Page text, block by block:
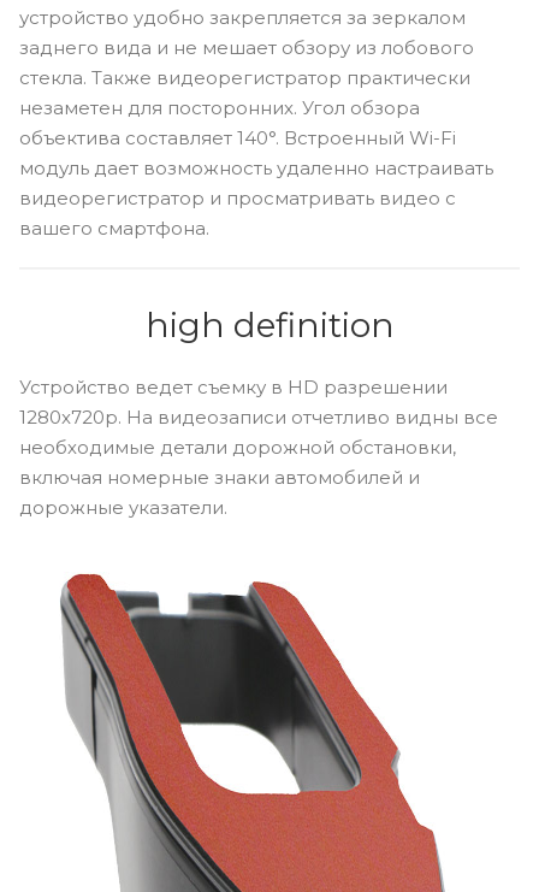
устройство удобно закрепляется за зеркалом
заднего вида и не мешает обзору из лобового
стекла. Также видеорегистратор практически
незаметен для посторонних. Угол обзора
объектива составляет 140°. Встроенный Wi-Fi
модуль дает возможность удаленно настраивать
видеорегистратор и просматривать видео с
вашего смартфона.
high definition
Устройство ведет съемку в HD разрешении
1280x720p. На видеозаписи отчетливо видны все
необходимые детали дорожной обстановки,
включая номерные знаки автомобилей и
дорожные указатели.